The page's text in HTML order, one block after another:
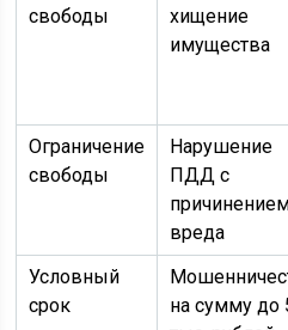
свободы
хищение
имущества
Ограничение
свободы
Нарушение
ПДД с
вреда
Условный
срок
на сумму до